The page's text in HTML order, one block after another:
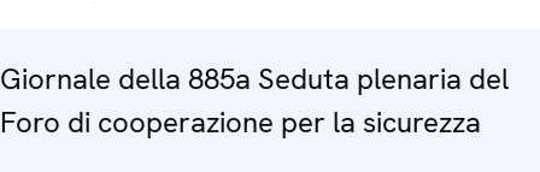
Giornale della 885a Seduta plenaria del
Foro di cooperazione per la sicurezza